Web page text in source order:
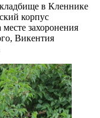
в Кленнике
корпус
захоронения
Викентия